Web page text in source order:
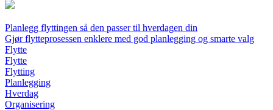
Planlegg flyttingen så den passer til hverdagen din
Gjør flytteprosessen enklere med god planlegging og smarte valg
Flytte
Flytte
Flytting
Planlegging
Hverdag
Organisering